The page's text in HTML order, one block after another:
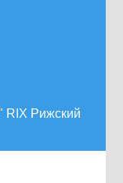
RIX Рижский